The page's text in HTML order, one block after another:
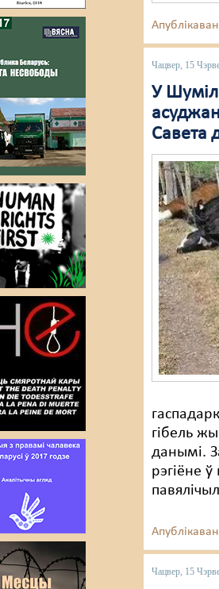
Чацвер, 15
У
Савета
гібель
данымі.
рэгіёне
Чацвер, 15